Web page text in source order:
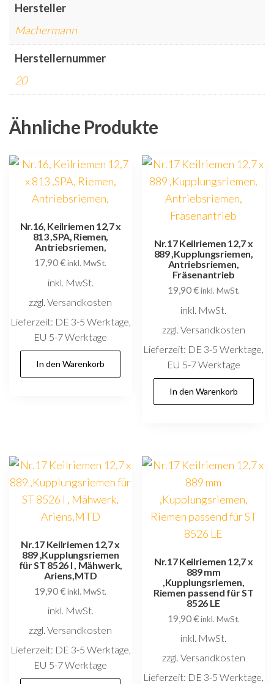
Hersteller
Machermann
Herstellernummer
20
Ähnliche Produkte
Nr.16, Keilriemen 12,7 x
813 ,SPA, Riemen,
Antriebsriemen,
17,90€ inkl. MwSt.
inkl. MwSt.
zzgl. Versandkosten
Lieferzeit: DE 3-5 Werktage,
EU 5-7 Werktage
In den Warenkorb
Nr.17 Keilriemen 12,7 x
889 ,Kupplungsriemen,
Antriebsriemen,
Fräsenantrieb
19,90€ inkl. MwSt.
inkl. MwSt.
zzgl. Versandkosten
Lieferzeit: DE 3-5 Werktage,
EU 5-7 Werktage
In den Warenkorb
Nr.17 Keilriemen 12,7 x
889 ,Kupplungsriemen
für ST 8526 I , Mähwerk,
Ariens,MTD
19,90€ inkl. MwSt.
inkl. MwSt.
zzgl. Versandkosten
Lieferzeit: DE 3-5 Werktage,
EU 5-7 Werktage
Nr.17 Keilriemen 12,7 x
889 mm
,Kupplungsriemen,
Riemen passend für ST
8526 LE
19,90€ inkl. MwSt.
inkl. MwSt.
zzgl. Versandkosten
Lieferzeit: DE 3-5 Werktage,